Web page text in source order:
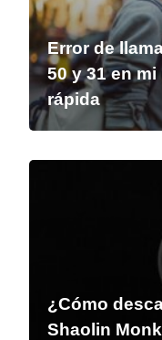
Error de
50 y 31 en
rápida
¿Cómo
Shaolin